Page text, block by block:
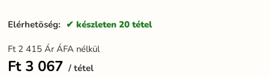
Elérhetöség: készleten 20 tétel
Ft 2 415 Ár ÁFA nélkül
Ft 3 067 tétel